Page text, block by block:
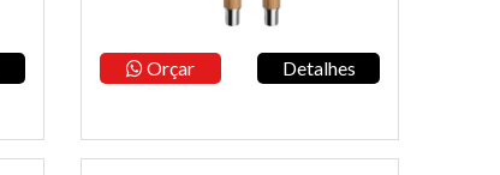
Orçar Detalhes